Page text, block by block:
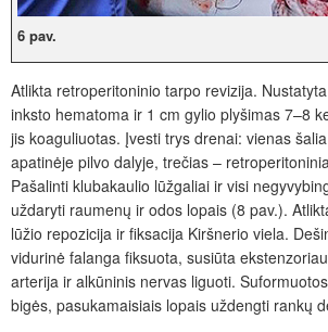
6 pav.
Atlikta retroperitoninio tarpo revizija.
inksto hematoma ir 1 cm gylio plyšimas 7–8
jis koaguliuotas. Įvesti trys drenai: vienas
apatinėje pilvo dalyje, trečias –
Pašalinti klubakaulio lūžgaliai ir visi
uždaryti raumenų ir odos lopais (8 pav.).
lūžio repozicija ir fiksacija Kiršnerio viela.
vidurinė falanga fiksuota, susiūta
arterija ir alkūninis nervas liguoti.
bigės, pasukamaisiais lopais uždengti rankų